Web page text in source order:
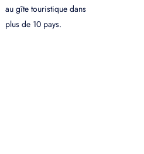
au gîte touristique dans
plus de 10 pays.